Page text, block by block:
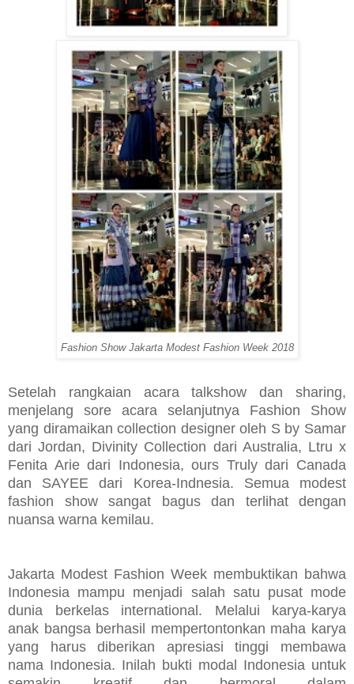
Fashion Show Jakarta Modest Fashion Week 2018
Setelah rangkaian acara talkshow dan sharing,
menjelang sore acara selanjutnya Fashion Show
yang diramaikan collection designer oleh S by Samar
dari Jordan, Divinity Collection dari Australia, Ltru x
Fenita Arie dari Indonesia, ours Truly dari Canada
dan SAYEE dari Korea-Indnesia. Semua modest
fashion show sangat bagus dan terlihat dengan
nuansa warna kemilau.
Jakarta Modest Fashion Week membuktikan bahwa
Indonesia mampu menjadi salah satu pusat mode
dunia berkelas international. Melalui karya-karya
anak bangsa berhasil mempertontonkan maha karya
yang harus diberikan apresiasi tinggi membawa
nama Indonesia. Inilah bukti modal Indonesia untuk